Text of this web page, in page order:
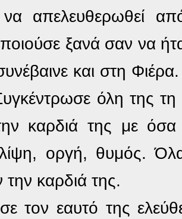
να απελευθερωθεί
ξανά σαν να
και στη
όλη της
καρδιά της με
οργή, θυμός.
καρδιά της.
τον εαυτό της